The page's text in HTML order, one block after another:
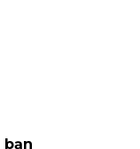
bạn